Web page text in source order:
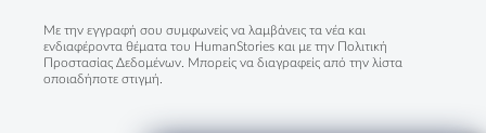
Με την εγγραφή σου συμφωνείς να λαμβάνεις τα νέα και
ενδιαφέροντα θέματα του HumanStories και με την Πολιτική
Προστασίας Δεδομένων . Μπορείς να διαγραφείς από την λίστα
οποιαδήποτε στιγμή.